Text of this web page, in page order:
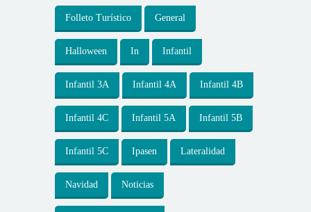
Folleto Turístico General
Halloween In Infantil
Infantil 3A Infantil 4A Infantil 4B
Infantil 4C Infantil 5A Infantil 5B
Infantil 5C Ipasen Lateralidad
Navidad Noticias